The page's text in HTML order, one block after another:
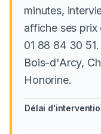
minutes,
affiche ses
01 88 84 30
Bois-d'Arcy,
Honorine.
Délai